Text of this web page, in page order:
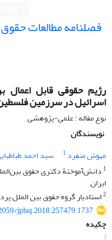
فصلنامه مطالعات
رژیم حقوقی قابل
اسرائیل در سرزمین
نوع مقاله : علمی-پژوهشی
نویسندگان
مهوش منفرد 1 سید احمد
1 دانش‌آموختۀ دکتری حقوق
ایران
2استادیار گروه حقوق بین الملل
jplsq.2018.257479.1737
چکیده